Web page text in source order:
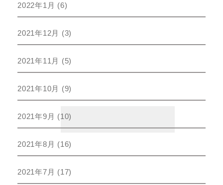
2022年1月 (6)
2021年12月 (3)
2021年11月 (5)
2021年10月 (9)
2021年9月 (10)
2021年8月 (16)
2021年7月 (17)